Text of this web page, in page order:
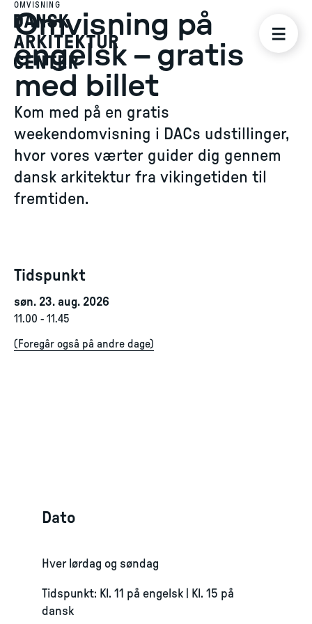
OMVISNING
Omvisning på
engelsk – gratis
med billet
Kom med på en gratis
weekendomvisning i DACs udstillinger,
hvor vores værter guider dig gennem
dansk arkitektur fra vikingetiden til
fremtiden.
Tidspunkt
søn. 23. aug. 2026
11.00 - 11.45
( Foregår også på andre dage)
Dato
Hver lørdag og søndag
Tidspunkt: Kl. 11 på engelsk | Kl. 15 på
dansk